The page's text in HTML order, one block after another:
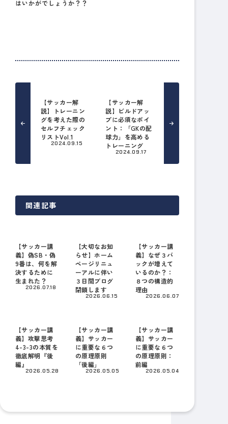
はいかがでしょうか？？
【サッカー解
説】トレーニン
グを考えた際の
セルフチェック
リストVol.1
2024.09.15
【サッカー解
説】ビルドアッ
プに必須なポイ
ント：「GKの配
球力」を高める
トレーニング
2024.09.17
関連記事
【サッカー講
義】偽SB・偽
9番は、何を解
決するために
生まれた？
2026.07.18
【大切なお知
らせ】ホーム
ページリニュ
ーアルに伴い
３日間ブログ
閉鎖します
2026.06.15
【サッカー講
義】なぜ３バ
ックが増えて
いるのか？：
８つの構造的
理由
2026.06.07
【サッカー講
義】攻撃思考
4-3-3の本質を
徹底解明『後
編』
2026.05.28
【サッカー講
義】サッカー
に重要な６つ
の原理原則
「後編」
2026.05.05
【サッカー講
義】サッカー
に重要な６つ
の原理原則：
前編
2026.05.04